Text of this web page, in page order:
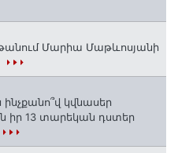
Մարիա Մաթևոսյանի
ինչքանո՞վ կվնասեր
իր 13 տարեկան դստեր